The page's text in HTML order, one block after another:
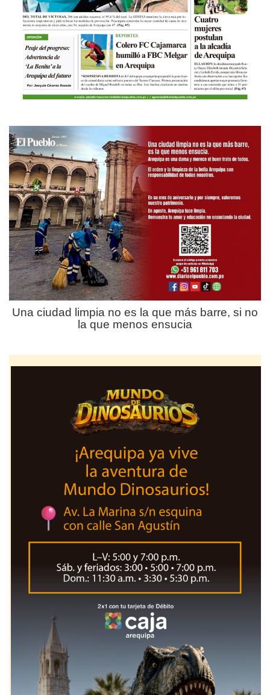
Una ciudad limpia no es la que más barre, si no
la que menos ensucia